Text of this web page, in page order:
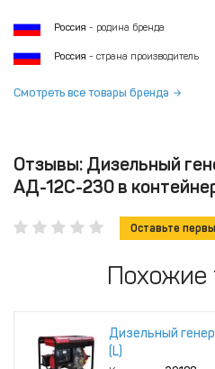
Россия - родина бренда
Россия - страна производитель
Смотреть все товары бренда
Отзывы: Дизельный
АД-12С-230 в
Оставьте
Похожие
Дизельный
(L)